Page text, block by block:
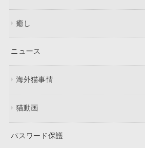
癒し
ニュース
海外猫事情
猫動画
パスワード保護